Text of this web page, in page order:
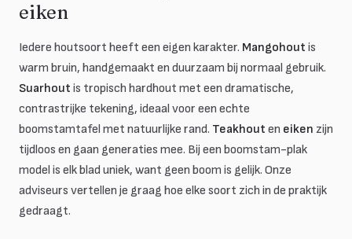
eiken
Iedere houtsoort heeft een eigen karakter. Mangohout is
warm bruin, handgemaakt en duurzaam bij normaal gebruik.
Suarhout is tropisch hardhout met een dramatische,
contrastrijke tekening, ideaal voor een echte
boomstamtafel met natuurlijke rand. Teakhout en eiken zijn
tijdloos en gaan generaties mee. Bij een boomstam-plak
model is elk blad uniek, want geen boom is gelijk. Onze
adviseurs vertellen je graag hoe elke soort zich in de praktijk
gedraagt.